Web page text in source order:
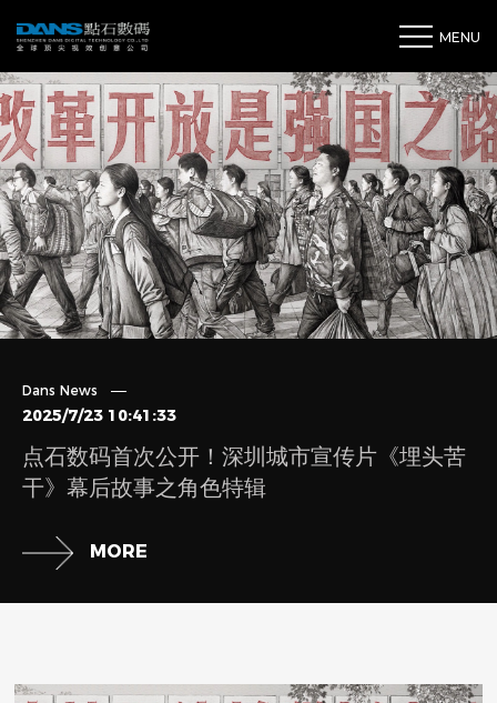
MENU
Dans News
2025/7/23 10:41:33
点石数码首次公开！深圳城市宣传片《埋头苦
干》幕后故事之角色特辑
MORE